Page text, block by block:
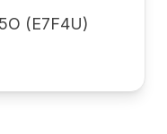
(E7F4U)